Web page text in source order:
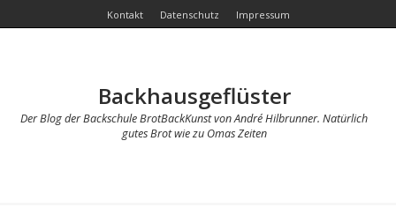
Kontakt Datenschutz Impressum
Backhausgeflüster
Der Blog der Backschule BrotBackKunst von André Hilbrunner. Natürlich
gutes Brot wie zu Omas Zeiten